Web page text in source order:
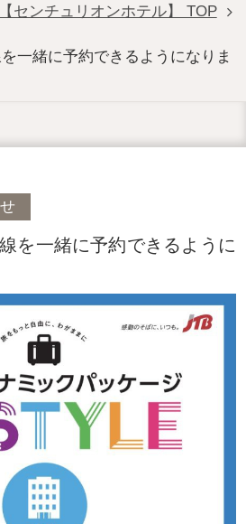
センチュリオンホテル】 TOP
一緒に予約できるようになりま
を一緒に予約できるように